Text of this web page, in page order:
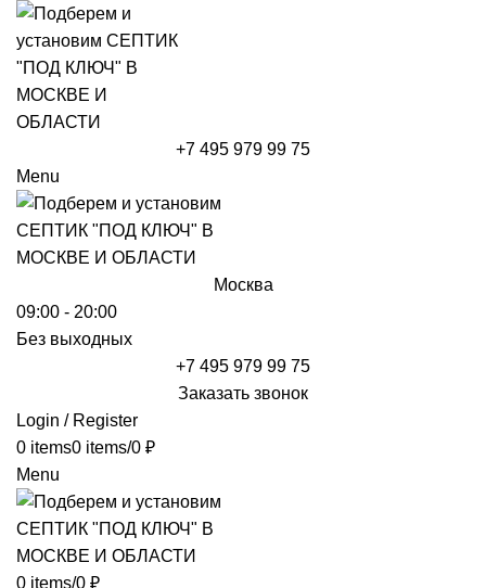
+7 495 979 99 75
Menu
Москва
09:00 - 20:00
Без выходных
+7 495 979 99 75
Заказать звонок
Login / Register
0 items0 items/0 ₽
Menu
0 items/0 ₽